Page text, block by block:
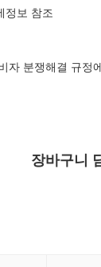
정보 참조
자 분쟁해결 규정
장바구니